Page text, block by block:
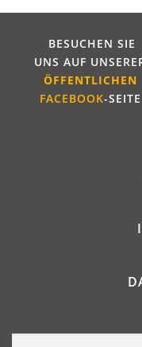
BESUCHEN SIE
UNS AUF
ÖFFENTLICHEN
FACEBOOK-SEITE